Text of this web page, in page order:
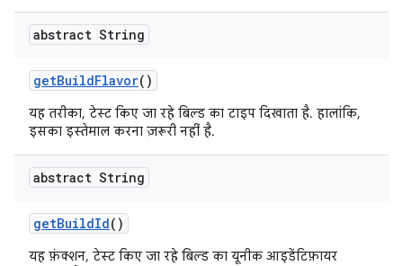
abstract String
getBuildFlavor()
यह तरीका, टेस्ट किए जा रहे बिल्ड का टाइप दिखाता है. हालांकि,
इसका इस्तेमाल करना ज़रूरी नहीं है.
abstract String
getBuildId()
यह फ़ंक्शन, टेस्ट किए जा रहे बिल्ड का यूनीक आइडेंटिफ़ायर